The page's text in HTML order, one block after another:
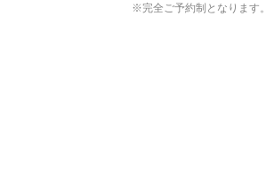
※完全ご予約制となります。